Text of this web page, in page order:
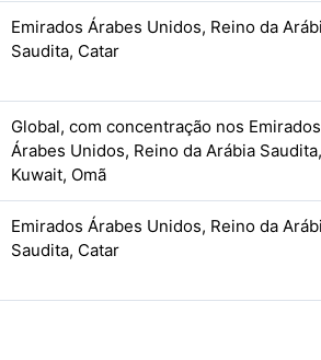
Emirados Árabes Unidos, Reino da
Saudita, Catar
Global, com concentração nos Emirados
Árabes Unidos, Reino da Arábia Saudita,
Kuwait, Omã
Emirados Árabes Unidos, Reino da
Saudita, Catar